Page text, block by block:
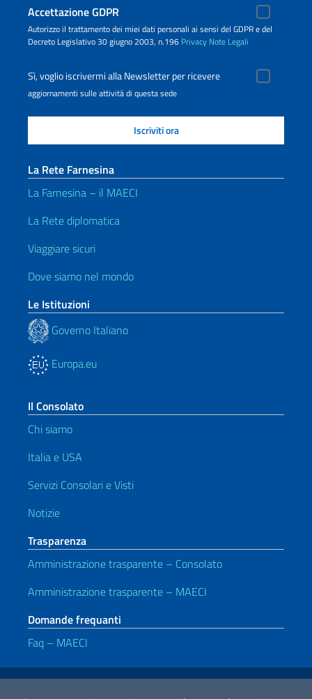
Accettazione GDPR
Autorizzo il trattamento dei miei dati personali ai sensi del GDPR e del
Decreto Legislativo 30 giugno 2003, n.196 Privacy Note Legali
Sì, voglio iscrivermi alla Newsletter per ricevere
aggiornamenti sulle attività di questa sede
La Rete Farnesina
La Farnesina – il MAECI
La Rete diplomatica
Viaggiare sicuri
Dove siamo nel mondo
Le Istituzioni
Governo Italiano
Europa.eu
Il Consolato
Chi siamo
Italia e USA
Servizi Consolari e Visti
Notizie
Trasparenza
Amministrazione trasparente – Consolato
Amministrazione trasparente – MAECI
Domande frequanti
Faq – MAECI
Link Utili